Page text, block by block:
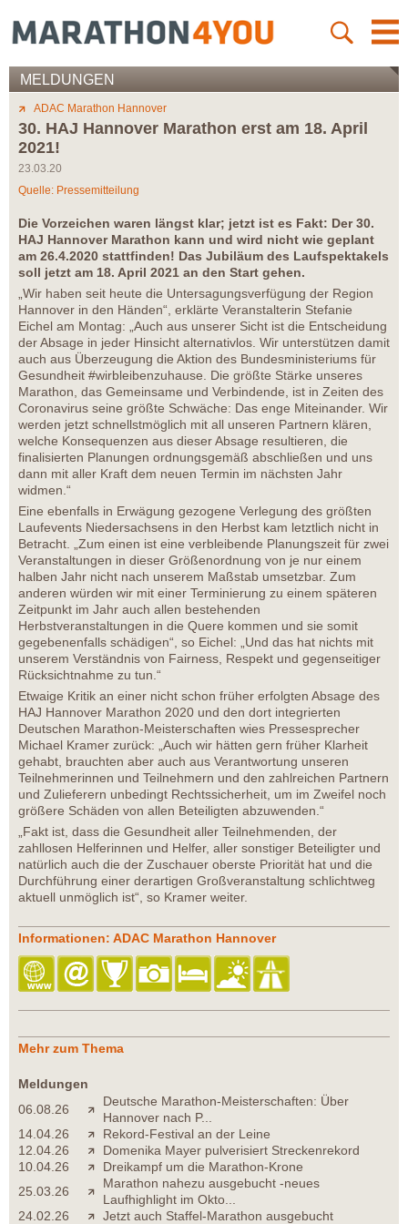
MELDUNGEN
ADAC Marathon Hannover
30. HAJ Hannover Marathon erst am 18. April
2021!
23.03.20
Quelle: Pressemitteilung
Die Vorzeichen waren längst klar; jetzt ist es Fakt: Der 30.
HAJ Hannover Marathon kann und wird nicht wie geplant
am 26.4.2020 stattfinden! Das Jubiläum des Laufspektakels
soll jetzt am 18. April 2021 an den Start gehen.
„Wir haben seit heute die Untersagungsverfügung der Region
Hannover in den Händen“, erklärte Veranstalterin Stefanie
Eichel am Montag: „Auch aus unserer Sicht ist die Entscheidung
der Absage in jeder Hinsicht alternativlos. Wir unterstützen damit
auch aus Überzeugung die Aktion des Bundesministeriums für
Gesundheit #wirbleibenzuhause. Die größte Stärke unseres
Marathon, das Gemeinsame und Verbindende, ist in Zeiten des
Coronavirus seine größte Schwäche: Das enge Miteinander. Wir
werden jetzt schnellstmöglich mit all unseren Partnern klären,
welche Konsequenzen aus dieser Absage resultieren, die
finalisierten Planungen ordnungsgemäß abschließen und uns
dann mit aller Kraft dem neuen Termin im nächsten Jahr
widmen.“
Eine ebenfalls in Erwägung gezogene Verlegung des größten
Laufevents Niedersachsens in den Herbst kam letztlich nicht in
Betracht. „Zum einen ist eine verbleibende Planungszeit für zwei
Veranstaltungen in dieser Größenordnung von je nur einem
halben Jahr nicht nach unserem Maßstab umsetzbar. Zum
anderen würden wir mit einer Terminierung zu einem späteren
Zeitpunkt im Jahr auch allen bestehenden
Herbstveranstaltungen in die Quere kommen und sie somit
gegebenenfalls schädigen“, so Eichel: „Und das hat nichts mit
unserem Verständnis von Fairness, Respekt und gegenseitiger
Rücksichtnahme zu tun.“
Etwaige Kritik an einer nicht schon früher erfolgten Absage des
HAJ Hannover Marathon 2020 und den dort integrierten
Deutschen Marathon-Meisterschaften wies Pressesprecher
Michael Kramer zurück: „Auch wir hätten gern früher Klarheit
gehabt, brauchten aber auch aus Verantwortung unseren
Teilnehmerinnen und Teilnehmern und den zahlreichen Partnern
und Zulieferern unbedingt Rechtssicherheit, um im Zweifel noch
größere Schäden von allen Beteiligten abzuwenden.“
„Fakt ist, dass die Gesundheit aller Teilnehmenden, der
zahllosen Helferinnen und Helfer, aller sonstiger Beteiligter und
natürlich auch die der Zuschauer oberste Priorität hat und die
Durchführung einer derartigen Großveranstaltung schlichtweg
aktuell unmöglich ist“, so Kramer weiter.
Informationen: ADAC Marathon Hannover
Mehr zum Thema
Meldungen
06.08.26
Deutsche Marathon-Meisterschaften: Über
Hannover nach P...
14.04.26
Rekord-Festival an der Leine
12.04.26
Domenika Mayer pulverisiert Streckenrekord
10.04.26
Dreikampf um die Marathon-Krone
25.03.26
Marathon nahezu ausgebucht -neues
Laufhighlight im Okto...
24.02.26
Jetzt auch Staffel-Marathon ausgebucht